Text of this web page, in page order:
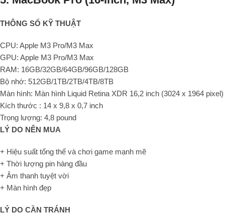
THÔNG SỐ KỸ THUẬT
CPU: Apple M3 Pro/M3 Max
GPU: Apple M3 Pro/M3 Max
RAM: 16GB/32GB/64GB/96GB/128GB
Bộ nhớ: 512GB/1TB/2TB/4TB/8TB
Màn hình: Màn hình Liquid Retina XDR 16,2 inch (3024 x 1964 pixel)
Kích thước : 14 x 9,8 x 0,7 inch
Trọng lượng: 4,8 pound
LÝ DO NÊN MUA
+ Hiệu suất tổng thể và chơi game mạnh mẽ
+ Thời lượng pin hàng đầu
+ Âm thanh tuyệt vời
+ Màn hình đẹp
LÝ DO CẦN TRÁNH